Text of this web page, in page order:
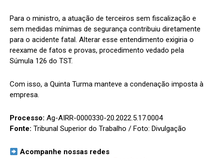
Para o ministro, a atuação de terceiros sem fiscalização e
sem medidas mínimas de segurança contribuiu diretamente
para o acidente fatal. Alterar esse entendimento exigiria o
reexame de fatos e provas, procedimento vedado pela
Súmula 126 do TST.
Com isso, a Quinta Turma manteve a condenação imposta à
empresa.
Processo: Ag-AIRR-0000330-20.2022.5.17.0004
Fonte: Tribunal Superior do Trabalho / Foto: Divulgação
Acompanhe nossas redes